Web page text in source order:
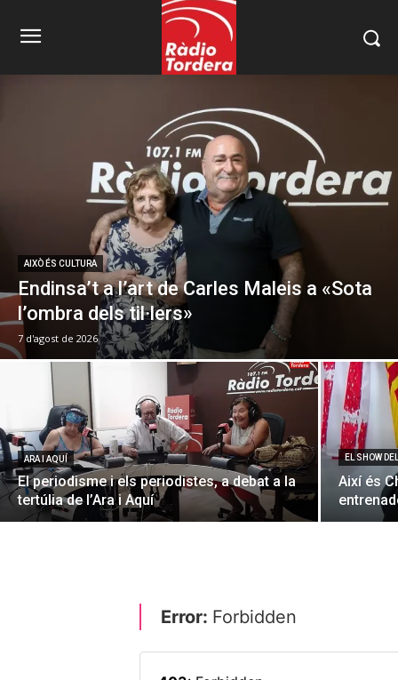
AIXÒ ÉS CULTURA
Endinsa’t a l’art de Carles Maleis a «Sota
l’ombra dels til·lers»
7 d'agost de 2026
ARA I AQUÍ
El periodisme i els periodistes, a debat a la
tertúlia de l’Ara i Aquí
EL SHOW
Així és